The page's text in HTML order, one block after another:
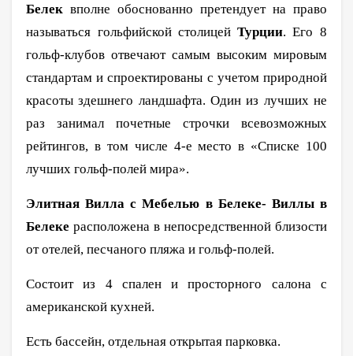
Белек вполне обоснованно претендует на право
называться гольфийской столицейТурции. Его 8
гольф-клубов отвечают самым высоким мировым
стандартам и спроектированы с учетом природной
красоты здешнего ландшафта. Один из лучших не
раз занимал почетные строчки всевозможных
рейтингов, в том числе 4-е место в «Списке 100
лучших гольф-полей мира».
Элитная Вилла с Мебелью в Белеке- Виллы в
Белеке расположена в непосредственной близости
от отелей, песчаного пляжа и гольф-полей.
Состоит из 4 спален и просторного салона с
американской кухней.
Есть бассейн, отдельная открытая парковка.